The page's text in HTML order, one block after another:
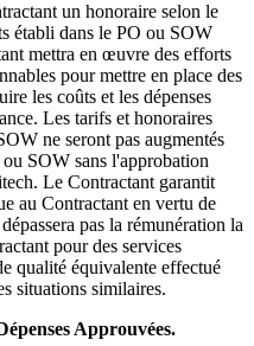
un honoraire selon le
établi dans le PO ou SOW
mettra en œuvre des efforts
pour mettre en place des
les coûts et les dépenses
Les tarifs et honoraires
ne seront pas augmentés
SOW sans l'approbation
Le Contractant garantit
au Contractant en vertu de
pas la rémunération la
pour des services
qualité équivalente effectué
situations similaires.
Approuvées.